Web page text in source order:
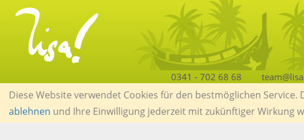
0341 - 702 68 68
Diese Website verwendet Cookies für den bestmöglichen
ablehnen und Ihre Einwilligung jederzeit mit zukünftiger Wirkung